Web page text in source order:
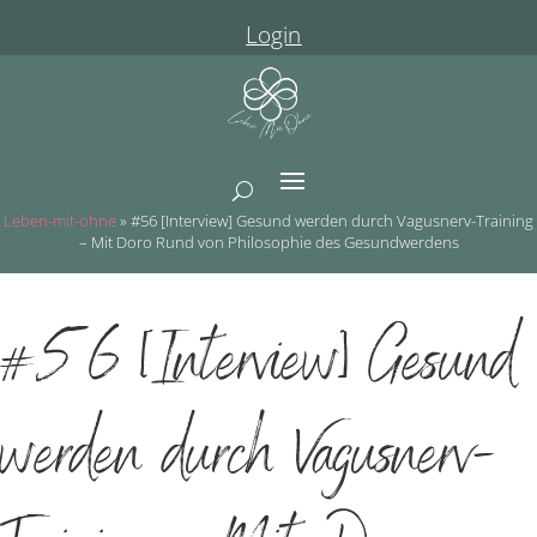
Login
Leben-mit-ohne» #56 [Interview] Gesund werden durch Vagusnerv-Training
– Mit Doro Rund von Philosophie des Gesundwerdens
#56 [Interview] Gesund
werden durch Vagusnerv-